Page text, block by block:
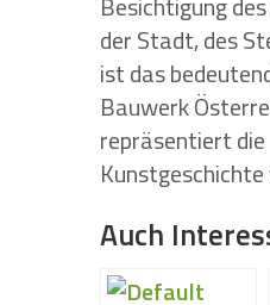
der Stadt, des
ist das
Bauwerk
repräsentiert die
Auch